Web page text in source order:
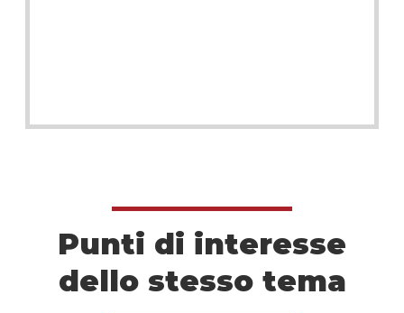
Punti di interesse
dello stesso tema